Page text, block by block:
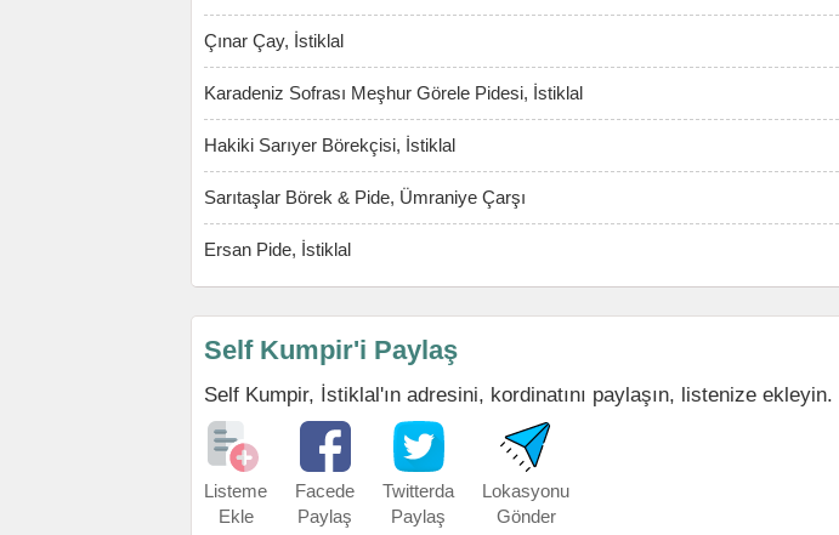
Çınar Çay, İstiklal
Karadeniz Sofrası Meşhur Görele Pidesi, İstiklal
Hakiki Sarıyer Börekçisi, İstiklal
Sarıtaşlar Börek & Pide, Ümraniye Çarşı
Ersan Pide, İstiklal
Self Kumpir'i Paylaş
Self Kumpir, İstiklal'ın adresini, kordinatını paylaşın, listenize ekleyin.
Listeme
Ekle
Facede
Paylaş
Twitterda
Paylaş
Lokasyonu
Gönder